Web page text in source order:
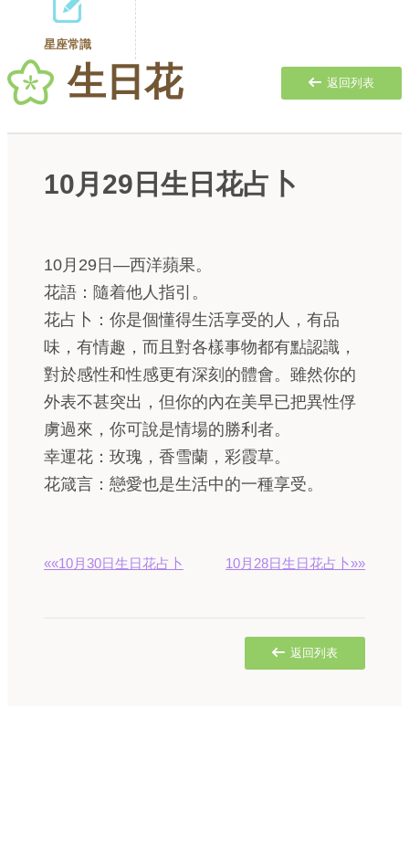
星座常識
生日花 返回列表
10月29日生日花占卜
10月29日—西洋蘋果。
花語：隨着他人指引。
花占卜：你是個懂得生活享受的人，有品
味，有情趣，而且對各樣事物都有點認識，
對於感性和性感更有深刻的體會。雖然你的
外表不甚突出，但你的內在美早已把異性俘
虜過來，你可說是情場的勝利者。
幸運花：玫瑰，香雪蘭，彩霞草。
花箴言：戀愛也是生活中的一種享受。
««10月30日生日花占卜 10月28日生日花占卜»»
返回列表